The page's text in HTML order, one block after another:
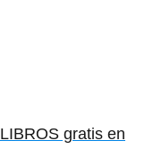
gratis en